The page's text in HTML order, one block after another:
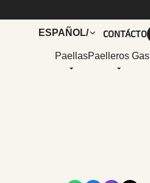
ESPAÑOL/ CONTÁCTO
PaellasPaelleros Gas